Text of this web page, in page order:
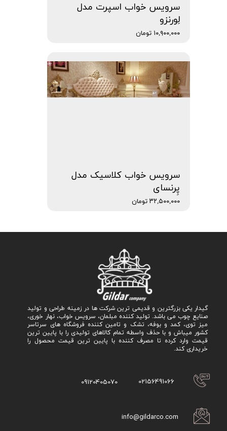
سرویس خواب اسپرت مدل
لِورنزو
۱۰,۹۰۰,۰۰۰ تومان
سرویس خواب کلاسیک مدل
پِرنسای
۳۲,۵۰۰,۰۰۰ تومان
گیدار یکی بزرگترین و قدیمی ترین شرکت ها در زمینه طراحی و تولید
صنایع چوب می باشد. تولید کننده مبلمان، سرویس خواب، نهار خوری،
میز توی، کمد و بوفه، تشک و تامین کننده فروشگاه های سرتاسر
کشور میباش و با حذف واسطه تمام کالاهای تولیدی را با پایین ترین
قیمت وارد کرده تا مصرف کننده با پایین ترین قیمت محصول را
خریداری کند.
02156491066
09120405070
info@gildarco.com